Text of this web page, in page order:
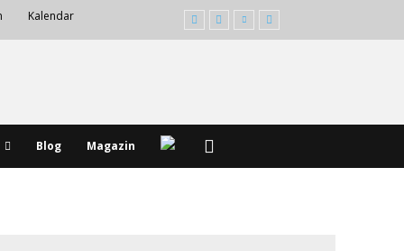
Kalendar
Blog Magazin